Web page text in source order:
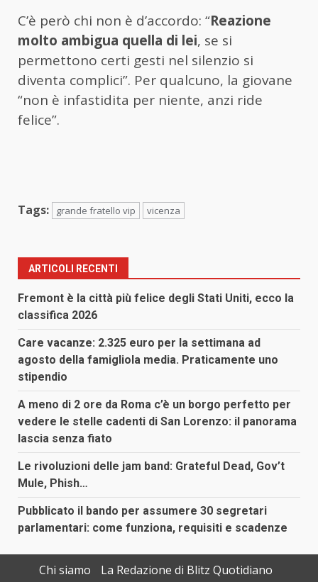
C’è però chi non è d’accordo: “Reazione
molto ambigua quella di lei, se si
permettono certi gesti nel silenzio si
diventa complici”. Per qualcuno, la giovane
“non è infastidita per niente, anzi ride
felice”.
Tags: grande fratello vip vicenza
ARTICOLI RECENTI
Fremont è la città più felice degli Stati Uniti, ecco la
classifica 2026
Care vacanze: 2.325 euro per la settimana ad
agosto della famigliola media. Praticamente uno
stipendio
A meno di 2 ore da Roma c’è un borgo perfetto per
vedere le stelle cadenti di San Lorenzo: il panorama
lascia senza fiato
Le rivoluzioni delle jam band: Grateful Dead, Gov’t
Mule, Phish…
Pubblicato il bando per assumere 30 segretari
parlamentari: come funziona, requisiti e scadenze
Chi siamo
La Redazione di Blitz Quotidiano